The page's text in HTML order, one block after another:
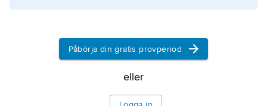
Påbörja din gratis provperiod
eller